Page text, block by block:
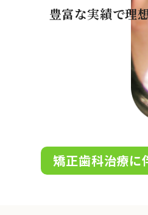
豊富な実績で理
矯正歯科治療に